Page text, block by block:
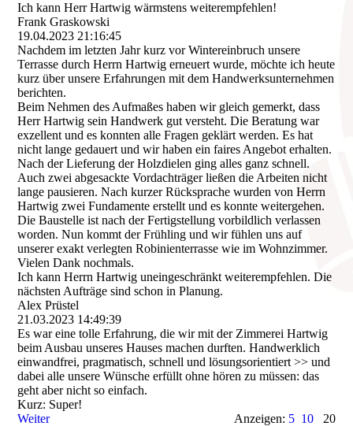
Ich kann Herr Hartwig wärmstens weiterempfehlen!
Frank Graskowski
19.04.2023 21:16:45
Nachdem im letzten Jahr kurz vor Wintereinbruch unsere
Terrasse durch Herrn Hartwig erneuert wurde, möchte ich heute
kurz über unsere Erfahrungen mit dem Handwerksunternehmen
berichten.
Beim Nehmen des Aufmaßes haben wir gleich gemerkt, dass
Herr Hartwig sein Handwerk gut versteht. Die Beratung war
exzellent und es konnten alle Fragen geklärt werden. Es hat
nicht lange gedauert und wir haben ein faires Angebot erhalten.
Nach der Lieferung der Holzdielen ging alles ganz schnell.
Auch zwei abgesackte Vordachträger ließen die Arbeiten nicht
lange pausieren. Nach kurzer Rücksprache wurden von Herrn
Hartwig zwei Fundamente erstellt und es konnte weitergehen.
Die Baustelle ist nach der Fertigstellung vorbildlich verlassen
worden. Nun kommt der Frühling und wir fühlen uns auf
unserer exakt verlegten Robinienterrasse wie im Wohnzimmer.
Vielen Dank nochmals.
Ich kann Herrn Hartwig uneingeschränkt weiterempfehlen. Die
nächsten Aufträge sind schon in Planung.
Alex Prüstel
21.03.2023 14:49:39
Es war eine tolle Erfahrung, die wir mit der Zimmerei Hartwig
beim Ausbau unseres Hauses machen durften. Handwerklich
einwandfrei, pragmatisch, schnell und lösungsorientiert >> und
dabei alle unsere Wünsche erfüllt ohne hören zu müssen: das
geht aber nicht so einfach.
Kurz: Super!
Weiter
Anzeigen: 5 1020